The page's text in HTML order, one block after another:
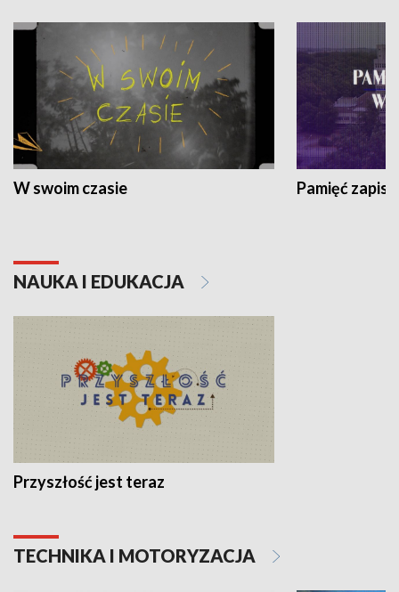
W swoim czasie Pamięć
NAUKA I EDUKACJA
Przyszłość jest teraz
TECHNIKA I MOTORYZACJA